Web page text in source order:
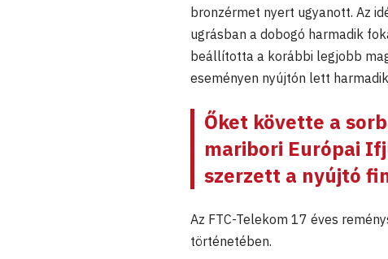
bronzérmet nyert ugyanott. Az
ugrásban a dobogó harmadik
beállította a korábbi legjobb
eseményen nyújtón lett
Őket követte a
maribori Európai
szerzett a nyújtó
Az FTC-Telekom 17 éves
történetében.